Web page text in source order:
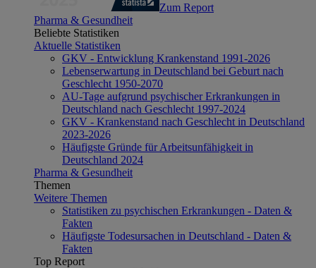
Zum Report
Pharma & Gesundheit
Beliebte Statistiken
Aktuelle Statistiken
GKV - Entwicklung Krankenstand 1991-2026
Lebenserwartung in Deutschland bei Geburt nach
Geschlecht 1950-2070
AU-Tage aufgrund psychischer Erkrankungen in
Deutschland nach Geschlecht 1997-2024
GKV - Krankenstand nach Geschlecht in Deutschland
2023-2026
Häufigste Gründe für Arbeitsunfähigkeit in
Deutschland 2024
Pharma & Gesundheit
Themen
Weitere Themen
Statistiken zu psychischen Erkrankungen - Daten &
Fakten
Häufigste Todesursachen in Deutschland - Daten &
Fakten
Top Report